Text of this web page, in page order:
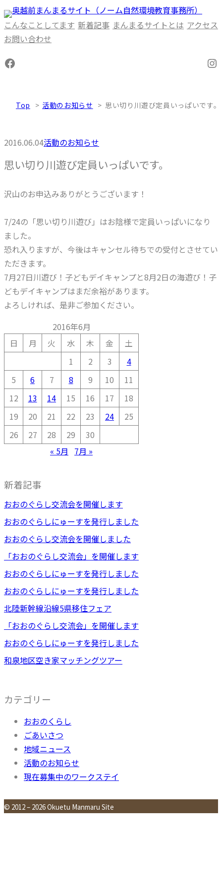
内
容
を
キ
こんなことしてます 新着記事 まんまるサイトとは アクセス
お問い合わせ
Facebook
Top 活動のお知らせ 思い切り川遊び定員いっぱいです。
2016.06.04活動のお知らせ
思い切り川遊び定員いっぱいです。
沢山のお申込みありがとうございます！
7/24の「思い切り川遊び」はお陰様で定員いっぱいになり
ました。
恐れ入りますが、今後はキャンセル待ちでの受付とさせてい
ただきます。
7月27日川遊び！子どもデイキャンプと8月2日の海遊び！子
どもデイキャンプはまだ余裕があります。
よろしければ、是非ご参加ください。
2016年6月
日
月 火 水 木 金
土
1
2 3
4
5
6 7 8 9 10
11
12
13 14 15 16 17
18
19
20 21 22 23 24
25
26
27 28 29
30
« 5月
7月 »
新着記事
おおのぐらし交流会を開催します
おおのぐらしにゅーすを発行しました
おおのぐらし交流会を開催しました
「おおのぐらし交流会」を開催します
おおのぐらしにゅーすを発行しました
おおのぐらしにゅーすを発行しました
北陸新幹線沿線5県移住フェア
「おおのぐらし交流会」を開催します
おおのぐらしにゅーすを発行しました
和泉地区空き家マッチングツアー
カテゴリー
おおのくらし
ごあいさつ
地域ニュース
活動のお知らせ
現在募集中のワークステイ
© 2012 – 2026 Okuetu Manmaru Site